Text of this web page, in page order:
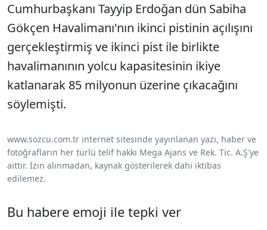
Cumhurbaşkanı Tayyip Erdoğan dün Sabiha
Gökçen Havalimanı'nın ikinci pistinin açılışını
gerçekleştirmiş ve ikinci pist ile birlikte
havalimanının yolcu kapasitesinin ikiye
katlanarak 85 milyonun üzerine çıkacağını
söylemişti.
www.sozcu.com.tr internet sitesinde yayınlanan yazı, haber ve
fotoğrafların her türlü telif hakkı Mega Ajans ve Rek. Tic. A.Ş'ye
aittir. İzin alınmadan, kaynak gösterilerek dahi iktibas
edilemez.
Bu habere emoji ile tepki ver